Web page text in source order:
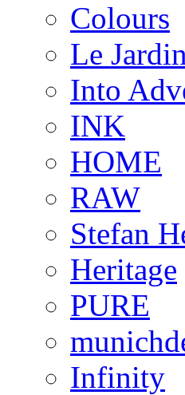
Colours
Le Jardin
Into
INK
HOME
RAW
Stefan
Heritage
PURE
Infinity